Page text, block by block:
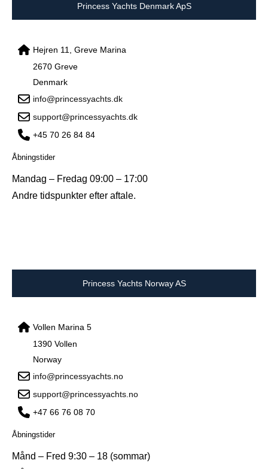
Princess Yachts Denmark ApS
Hejren 11, Greve Marina
2670 Greve
Denmark
info@princessyachts.dk
support@princessyachts.dk
+45 70 26 84 84
Åbningstider
Mandag – Fredag 09:00 – 17:00
Andre tidspunkter efter aftale.
Princess Yachts Norway AS
Vollen Marina 5
1390 Vollen
Norway
info@princessyachts.no
support@princessyachts.no
+47 66 76 08 70
Åbningstider
Månd – Fred 9:30 – 18 (sommar)